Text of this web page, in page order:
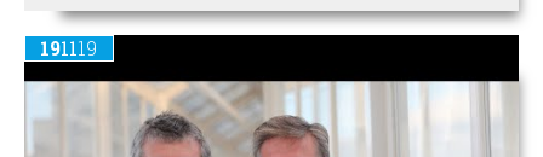
191119